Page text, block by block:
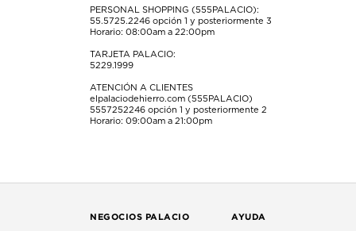
PERSONAL SHOPPING (555PALACIO):
55.5725.2246 opción 1 y posteriormente 3
Horario: 08:00am a 22:00pm
TARJETA PALACIO:
5229.1999
ATENCIÓN A CLIENTES
elpalaciodehierro.com (555PALACIO)
5557252246 opción 1 y posteriormente 2
Horario: 09:00am a 21:00pm
NEGOCIOS PALACIO AYUDA